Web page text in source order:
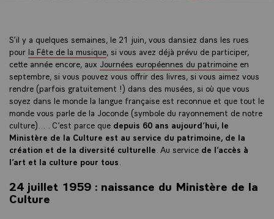
S’il y a quelques semaines, le 21 juin, vous dansiez dans les rues
pour la Fête de la musique, si vous avez déjà prévu de participer,
cette année encore, aux Journées européennes du patrimoine en
septembre, si vous pouvez vous offrir des livres, si vous aimez vous
rendre (parfois gratuitement !) dans des musées, si où que vous
soyez dans le monde la langue française est reconnue et que tout le
monde vous parle de la Joconde (symbole du rayonnement de notre
culture)…. C’est parce que depuis 60 ans aujourd’hui, le
Ministère de la Culture est au service du patrimoine, de la
création et de la diversité culturelle . Au service de l’accès à
l’art et la culture pour tous
24 juillet 1959 : naissance du Ministère de la
Culture